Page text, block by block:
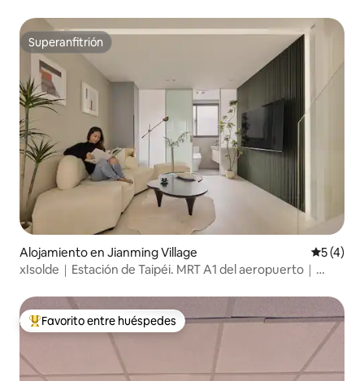
mercado nocturno de Ningxia
Superanfitrión
Superanfitrión
Alojamiento en Jianming Village
5 (4)
xIsolde｜Estación de Taipéi. MRT A1 del aeropuerto｜
｜Capacidad para 10 personas
Favorito entre huéspedes preferido
Favorito entre huéspedes